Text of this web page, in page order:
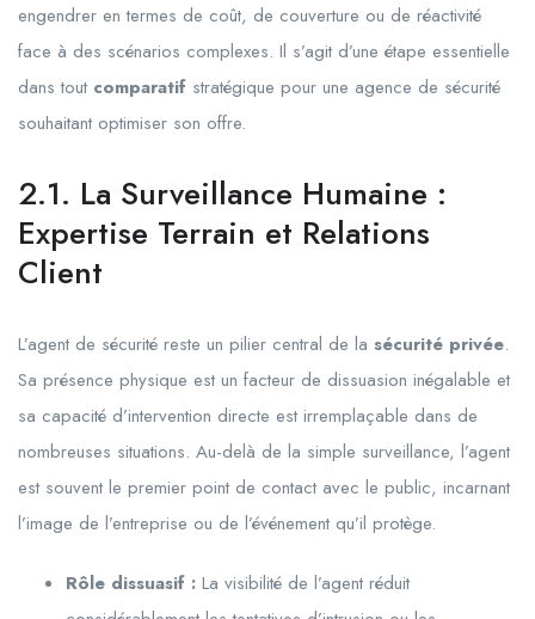
engendrer en termes de coût, de couverture ou de réactivité
face à des scénarios complexes. Il s’agit d’une étape essentielle
dans tout comparatif stratégique pour une agence de sécurité
souhaitant optimiser son offre.
2.1. La Surveillance Humaine :
Expertise Terrain et Relations
Client
L’agent de sécurité reste un pilier central de la sécurité privée.
Sa présence physique est un facteur de dissuasion inégalable et
sa capacité d’intervention directe est irremplaçable dans de
nombreuses situations. Au-delà de la simple surveillance, l’agent
est souvent le premier point de contact avec le public, incarnant
l’image de l’entreprise ou de l’événement qu’il protège.
Rôle dissuasif : La visibilité de l’agent réduit